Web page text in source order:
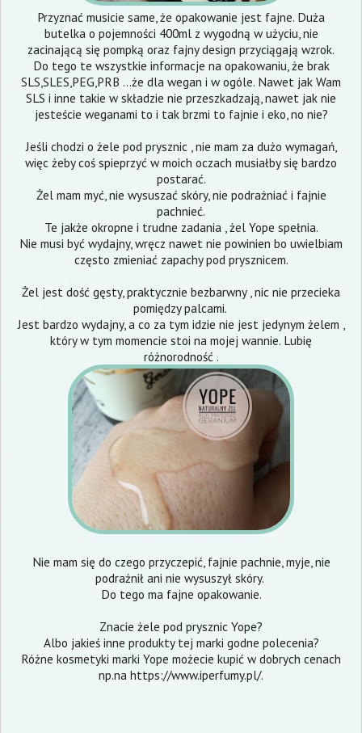
Przyznać musicie same, że opakowanie jest fajne. Duża
butelka o pojemności 400ml z wygodną w użyciu, nie
zacinającą się pompką oraz fajny design przyciągają wzrok.
Do tego te wszystkie informacje na opakowaniu, że brak
SLS,SLES,PEG,PRB ...że dla wegan i w ogóle. Nawet jak Wam
SLS i inne takie w składzie nie przeszkadzają, nawet jak nie
jesteście weganami to i tak brzmi to fajnie i eko, no nie?
Jeśli chodzi o żele pod prysznic , nie mam za dużo wymagań,
więc żeby coś spieprzyć w moich oczach musiałby się bardzo
postarać.
Żel mam myć, nie wysuszać skóry, nie podrażniać i fajnie
pachnieć.
Te jakże okropne i trudne zadania , żel Yope spełnia.
Nie musi być wydajny, wręcz nawet nie powinien bo uwielbiam
często zmieniać zapachy pod prysznicem.
Żel jest dość gęsty, praktycznie bezbarwny , nic nie przecieka
pomiędzy palcami.
Jest bardzo wydajny, a co za tym idzie nie jest jedynym żelem ,
który w tym momencie stoi na mojej wannie. Lubię
różnorodność .
Nie mam się do czego przyczepić, fajnie pachnie, myje, nie
podrażnił ani nie wysuszył skóry.
Do tego ma fajne opakowanie.
Znacie żele pod prysznic Yope?
Albo jakieś inne produkty tej marki godne polecenia?
Różne kosmetyki marki Yope możecie kupić w dobrych cenach
np.na https://www.iperfumy.pl/.